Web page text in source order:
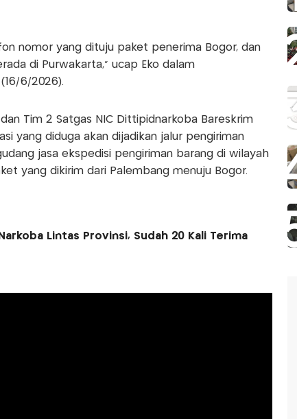
nomor yang dituju paket penerima Bogor, dan
di Purwakarta," ucap Eko dalam
6/2026).
Tim 2 Satgas NIC Dittipidnarkoba Bareskrim
yang diduga akan dijadikan jalur pengiriman
jasa ekspedisi pengiriman barang di wilayah
yang dikirim dari Palembang menuju Bogor.
Lintas Provinsi, Sudah 20 Kali Terima